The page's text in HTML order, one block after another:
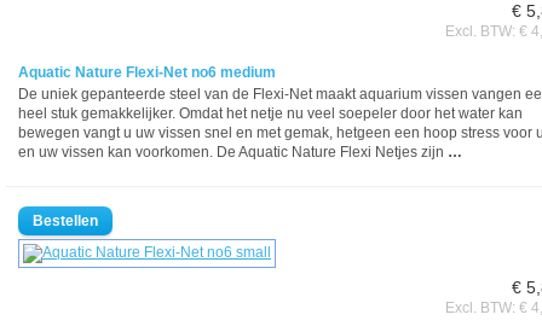
€
Excl. BTW: €
Aquatic Nature Flexi-Net no6 medium
De uniek gepanteerde steel van de Flexi-Net maakt aquarium vissen vangen
heel stuk gemakkelijker. Omdat het netje nu veel soepeler door het water kan
bewegen vangt u uw vissen snel en met gemak, hetgeen een hoop stress voor
en uw vissen kan voorkomen. De Aquatic Nature Flexi Netjes zijn …
€
Excl. BTW: €